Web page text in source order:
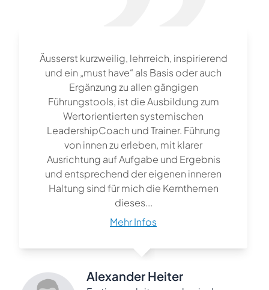
Äusserst kurzweilig, lehrreich, inspirierend
und ein „must have“ als Basis oder auch
Ergänzung zu allen gängigen
Führungstools, ist die Ausbildung zum
Wertorientierten systemischen
LeadershipCoach und Trainer. Führung
von innen zu erleben, mit klarer
Ausrichtung auf Aufgabe und Ergebnis
und entsprechend der eigenen inneren
Haltung sind für mich die Kernthemen
dieses...
Mehr Infos
Alexander Heiter